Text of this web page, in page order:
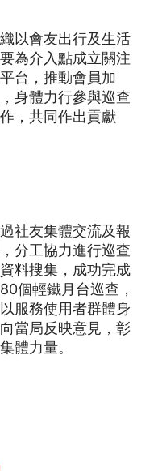
以會友出行及生活
為介入點成立關注
台，推動會員加
身體力行參與巡查
，共同作出貢獻
社友集體交流及報
分工協力進行巡查
料搜集，成功完成
個輕鐵月台巡查，
服務使用者群體身
當局反映意見，彰
體力量。